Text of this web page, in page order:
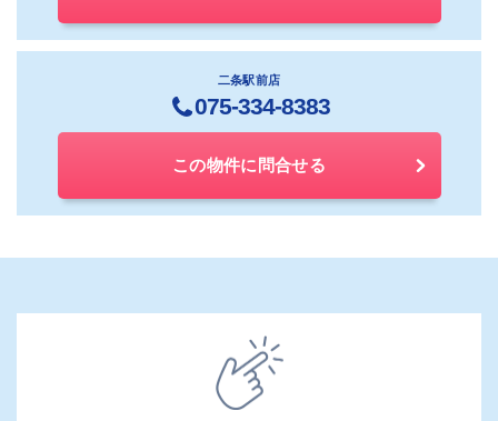
二条駅前店
075-334-8383
この物件に問合せる